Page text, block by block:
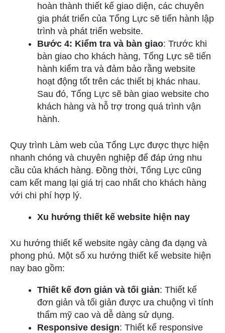
hoàn thành thiết kế giao diện, các chuyên
gia phát triển của Tổng Lực sẽ tiến hành lập
trình và phát triển website.
Bước 4: Kiểm tra và bàn giao: Trước khi
bàn giao cho khách hàng, Tổng Lực sẽ tiến
hành kiểm tra và đảm bảo rằng website
hoạt động tốt trên các thiết bị khác nhau.
Sau đó, Tổng Lực sẽ bàn giao website cho
khách hàng và hỗ trợ trong quá trình vận
hành.
Quy trình Làm web của Tổng Lực được thực hiện
nhanh chóng và chuyên nghiệp để đáp ứng nhu
cầu của khách hàng. Đồng thời, Tổng Lực cũng
cam kết mang lại giá trị cao nhất cho khách hàng
với chi phí hợp lý.
Xu hướng thiết kế website hiện nay
Xu hướng thiết kế website ngày càng đa dạng và
phong phú. Một số xu hướng thiết kế website hiện
nay bao gồm:
Thiết kế đơn giản và tối giản: Thiết kế
đơn giản và tối giản được ưa chuộng vì tính
thẩm mỹ cao và dễ dàng sử dụng.
Responsive design: Thiết kế responsive